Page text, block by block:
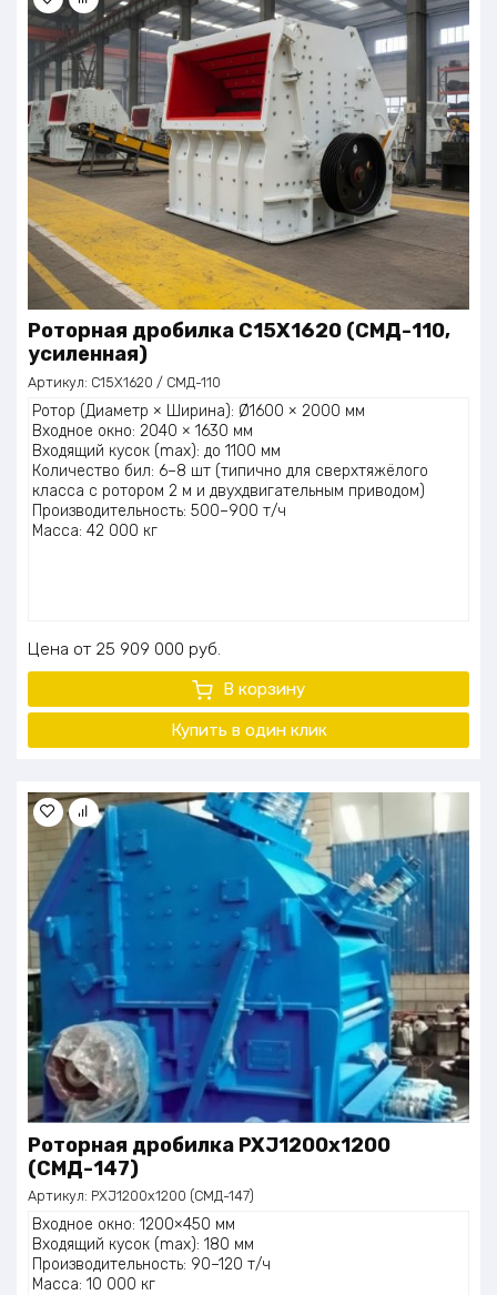
Роторная дробилка C15X1620 (СМД-110,
усиленная)
Артикул: C15X1620 / СМД-110
Ротор (Диаметр × Ширина): Ø1600 × 2000 мм
Входное окно: 2040 × 1630 мм
Входящий кусок (max): до 1100 мм
Количество бил: 6–8 шт (типично для сверхтяжёлого
класса с ротором 2 м и двухдвигательным приводом)
Производительность: 500–900 т/ч
Масса: 42 000 кг
Цена 25 909 000 руб.
В корзину
Купить в один клик
Роторная дробилка PXJ1200х1200
(СМД-147)
Артикул: PXJ1200х1200 (СМД-147)
Входное окно: 1200×450 мм
Входящий кусок (max): 180 мм
Производительность: 90–120 т/ч
Масса: 10 000 кг